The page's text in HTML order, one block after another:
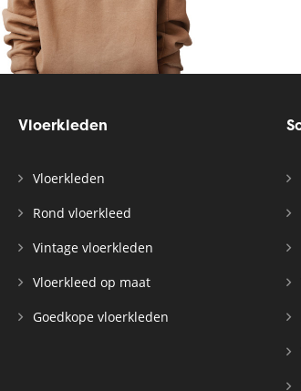
Vloerkleden
Vloerkleden
Rond vloerkleed
Vintage vloerkleden
Vloerkleed op maat
Goedkope vloerkleden